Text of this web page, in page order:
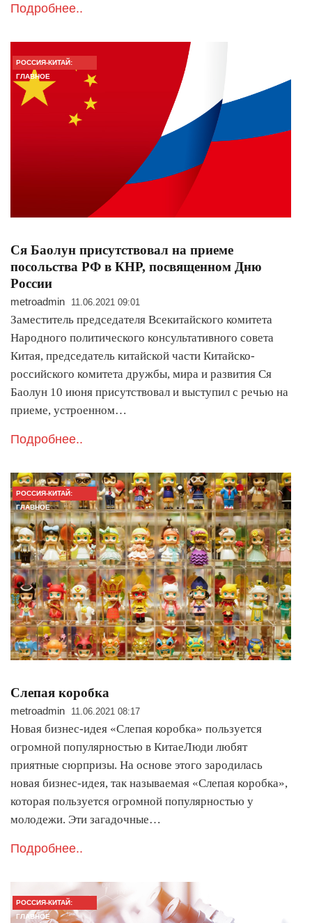
Подробнее..
РОССИЯ-КИТАЙ:
ГЛАВНОЕ
Ся Баолун присутствовал на приеме
посольства РФ в КНР, посвященном Дню
России
metroadmin 11.06.2021 09:01
Заместитель председателя Всекитайского комитета
Народного политического консультативного совета
Китая, председатель китайской части Китайско-
российского комитета дружбы, мира и развития Ся
Баолун 10 июня присутствовал и выступил с речью на
приеме, устроенном…
Подробнее..
РОССИЯ-КИТАЙ:
ГЛАВНОЕ
Слепая коробка
metroadmin 11.06.2021 08:17
Новая бизнес-идея «Слепая коробка» пользуется
огромной популярностью в Кита еЛюди любят
приятные сюрпризы. На основе этого зародилась
новая бизнес-идея, так называемая «Слепая коробка»,
которая пользуется огромной популярностью у
молодежи. Эти загадочные…
Подробнее..
РОССИЯ-КИТАЙ:
ГЛАВНОЕ